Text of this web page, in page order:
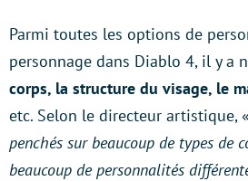
Parmi toutes les options de
personnage dans Diablo 4, il y a
corps, la structure du visage, le
etc. Selon le directeur artistique, «
penchés sur beaucoup de types de
beaucoup de personnalités